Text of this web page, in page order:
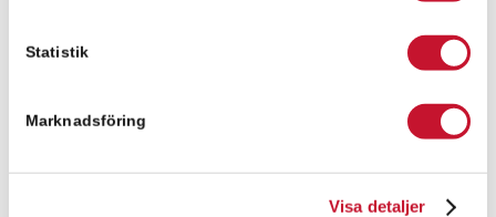
Statistik
Marknadsföring
Visa detaljer
Meddelande